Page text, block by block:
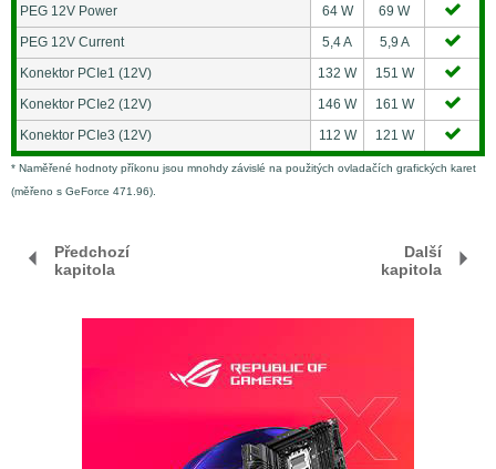
PEG 12V Power
64 W
69 W
PEG 12V Current
5,4 A
5,9 A
Konektor PCIe1 (12V)
132 W
151 W
Konektor PCIe2 (12V)
146 W
161 W
Konektor PCIe3 (12V)
112 W 121 W
* Naměřené hodnoty příkonu jsou mnohdy závislé na použitých ovladačích grafických karet
(měřeno s GeForce 471.96).
Předchozí
kapitola
Další
kapitola